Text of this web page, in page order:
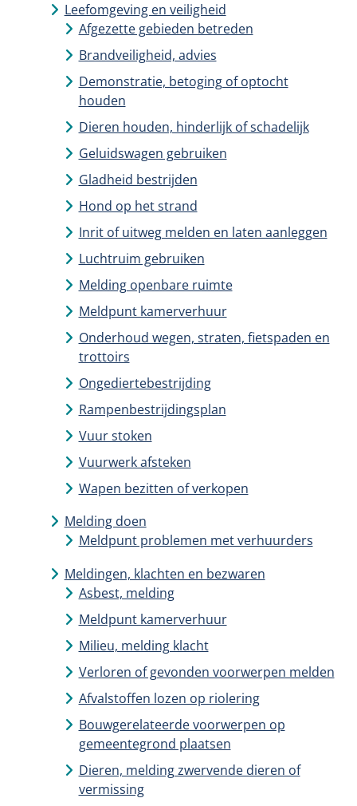
Leefomgeving en veiligheid
Afgezette gebieden betreden
Brandveiligheid, advies
Demonstratie, betoging of optocht
houden
Dieren houden, hinderlijk of schadelijk
Geluidswagen gebruiken
Gladheid bestrijden
Hond op het strand
Inrit of uitweg melden en laten aanleggen
Luchtruim gebruiken
Melding openbare ruimte
Meldpunt kamerverhuur
Onderhoud wegen, straten, fietspaden en
trottoirs
Ongediertebestrijding
Rampenbestrijdingsplan
Vuur stoken
Vuurwerk afsteken
Wapen bezitten of verkopen
Melding doen
Meldpunt problemen met verhuurders
Meldingen, klachten en bezwaren
Asbest, melding
Meldpunt kamerverhuur
Milieu, melding klacht
Verloren of gevonden voorwerpen melden
Afvalstoffen lozen op riolering
Bouwgerelateerde voorwerpen op
gemeentegrond plaatsen
Dieren, melding zwervende dieren of
vermissing